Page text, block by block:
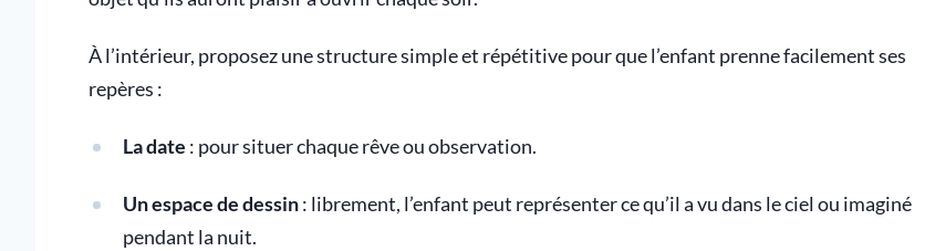
À l’intérieur, proposez une structure simple et répétitive pour que l’enfant prenne facilement ses
repères :
La date : pour situer chaque rêve ou observation.
Un espace de dessin: librement, l’enfant peut représenter ce qu’il a vu dans le ciel ou imaginé
pendant la nuit.